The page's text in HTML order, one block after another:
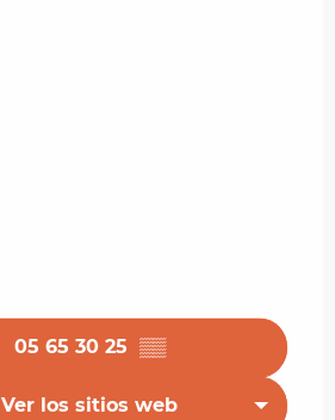
05 65 30 25 ▒▒
Ver los sitios web